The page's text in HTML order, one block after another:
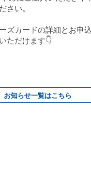
さい。
ズカードの詳細とお申
ただけます👇
お知らせ一覧はこちら